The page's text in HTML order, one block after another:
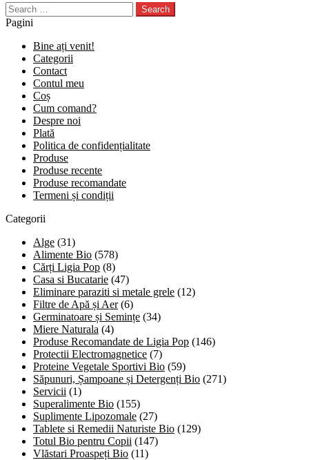
Search
for:
Pagini
Bine ați venit!
Categorii
Contact
Contul meu
Coș
Cum comand?
Despre noi
Plată
Politica de confidențialitate
Produse
Produse recente
Produse recomandate
Termeni și condiții
Categorii
Alge (31)
Alimente Bio (578)
Cărți Ligia Pop (8)
Casa si Bucatarie (47)
Eliminare paraziti si metale grele (12)
Filtre de Apă și Aer (6)
Germinatoare și Semințe (34)
Miere Naturala (4)
Produse Recomandate de Ligia Pop (146)
Protectii Electromagnetice (7)
Proteine Vegetale Sportivi Bio (59)
Săpunuri, Șampoane și Detergenți Bio (271)
Servicii (1)
Superalimente Bio (155)
Suplimente Lipozomale (27)
Tablete si Remedii Naturiste Bio (129)
Totul Bio pentru Copii (147)
Vlăstari Proaspeți Bio (11)